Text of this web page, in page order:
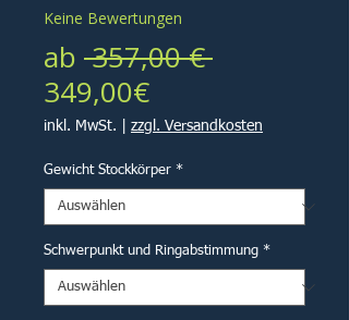
Keine Bewertungen
ab 357,00 €
349,00€Sale-
Preis
inkl. MwSt. zzgl. Versandkosten
Gewicht Stockkörper *
Schwerpunkt und Ringabstimmung *